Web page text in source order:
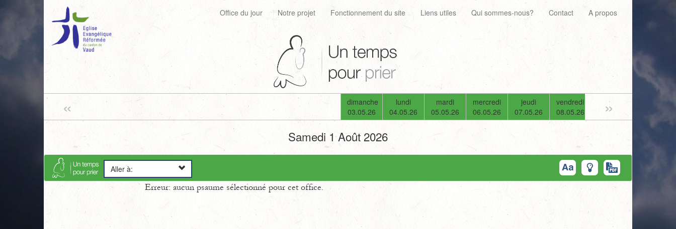
Office du jour Notre projet Fonctionnement du site Liens utiles Qui sommes-nous? Contact A propos
«
dimanche
03.05.26
lundi
04.05.26
mardi
05.05.26
mercredi
06.05.26
jeudi
07.05.26
vendredi
08.05.26
09.05.26
dimanche
»
Samedi 1 Août 2026
Aller à:
Erreur: aucun psaume sélectionné pour cet office.